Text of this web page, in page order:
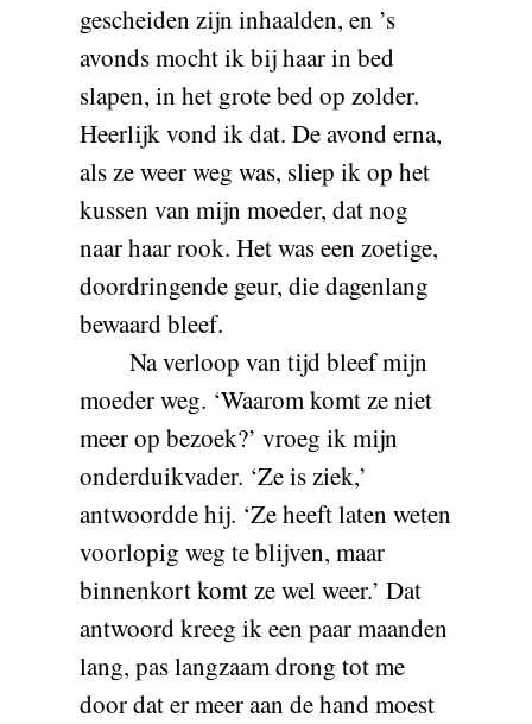
gescheiden zijn inhaalden, en ’s
avonds mocht ik bij haar in bed
slapen, in het grote bed op zolder.
Heerlijk vond ik dat. De avond erna,
als ze weer weg was, sliep ik op het
kussen van mijn moeder, dat nog
naar haar rook. Het was een zoetige,
doordringende geur, die dagenlang
bewaard bleef.
Na verloop van tijd bleef mijn
moeder weg. ‘Waarom komt ze niet
meer op bezoek?’ vroeg ik mijn
onderduikvader. ‘Ze is ziek,’
antwoordde hij. ‘Ze heeft laten weten
voorlopig weg te blijven, maar
binnenkort komt ze wel weer.’ Dat
antwoord kreeg ik een paar maanden
lang, pas langzaam drong tot me
door dat er meer aan de hand moest